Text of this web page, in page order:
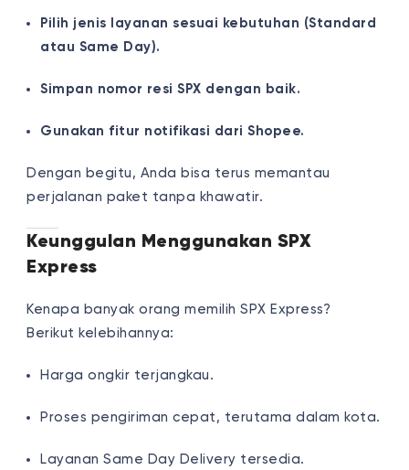
Pilih jenis layanan sesuai kebutuhan (Standard
atau Same Day).
Simpan nomor resi SPX dengan baik.
Gunakan fitur notifikasi dari Shopee.
Dengan begitu, Anda bisa terus memantau
perjalanan paket tanpa khawatir.
Keunggulan Menggunakan SPX
Express
Kenapa banyak orang memilih SPX Express?
Berikut kelebihannya:
Harga ongkir terjangkau.
Proses pengiriman cepat, terutama dalam kota.
Layanan Same Day Delivery tersedia.